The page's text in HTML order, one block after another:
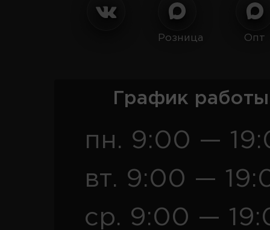
Розница Опт
График
пн. 9:00 —
вт. 9:00 —
ср. 9:00 —